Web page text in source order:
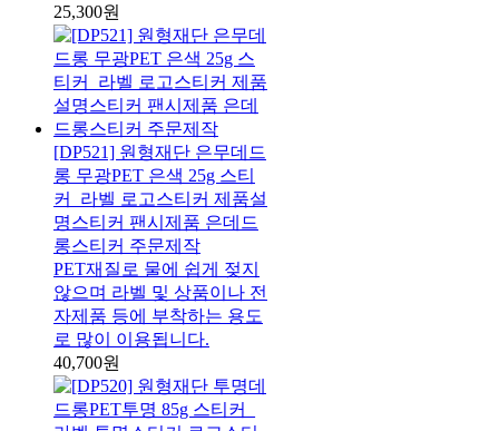
25,300원
[DP521] 원형재단 은무데드
롱 무광PET 은색 25g 스티
커_라벨 로고스티커 제품설
명스티커 팬시제품 은데드
롱스티커 주문제작
PET재질로 물에 쉽게 젖지
않으며 라벨 및 상품이나 전
자제품 등에 부착하는 용도
로 많이 이용됩니다.
40,700원